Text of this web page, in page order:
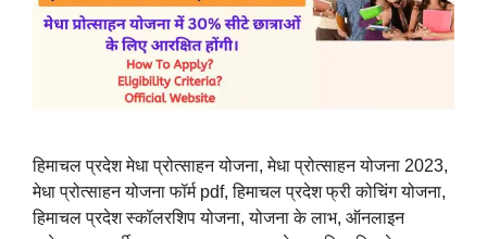
हिमाचल प्रदेश मेधा प्रोत्साहन योजना, मेधा प्रोत्साहन योजना 2023,
मेधा प्रोत्साहन योजना फॉर्म pdf, हिमाचल प्रदेश फ्री कोचिंग योजना,
हिमाचल प्रदेश स्कॉलरशिप योजना, योजना के लाभ, ऑनलाइन